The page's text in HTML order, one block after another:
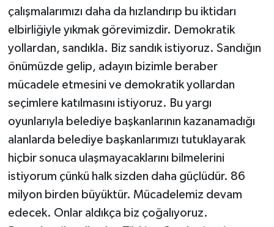
çalışmalarımızı daha da hızlandırıp bu iktidarı
elbirliğiyle yıkmak görevimizdir. Demokratik
yollardan, sandıkla. Biz sandık istiyoruz. Sandığın
önümüzde gelip, adayın bizimle beraber
mücadele etmesini ve demokratik yollardan
seçimlere katılmasını istiyoruz. Bu yargı
oyunlarıyla belediye başkanlarının kazanamadığı
alanlarda belediye başkanlarımızı tutuklayarak
hiçbir sonuca ulaşmayacaklarını bilmelerini
istiyorum çünkü halk sizden daha güçlüdür. 86
milyon birden büyüktür. Mücadelemiz devam
edecek. Onlar aldıkça biz çoğalıyoruz.